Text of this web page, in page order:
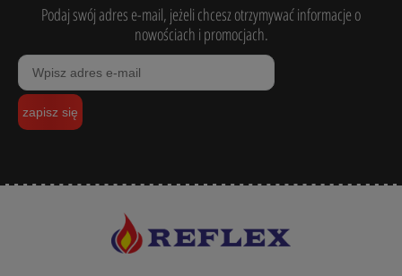
Podaj swój adres e-mail, jeżeli chcesz otrzymywać informacje o
nowościach i promocjach.
zapisz się